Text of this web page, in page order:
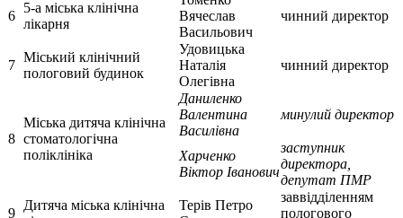
6
5-а міська клінічна
лікарня
Вячеслав
Васильович
чинний директор
7
Міський клінічний
пологовий будинок
Удовицька
Наталія
Олегівна
чинний директор
8
Міська дитяча клінічна
стоматологічна
поліклініка
Даниленко
Валентина
Василівна
минулий директор
Харченко
Віктор Іванович
заступник
директора,
депутат ПМР
9
Дитяча міська клінічна
Терів Петро
заввідділенням
пологового